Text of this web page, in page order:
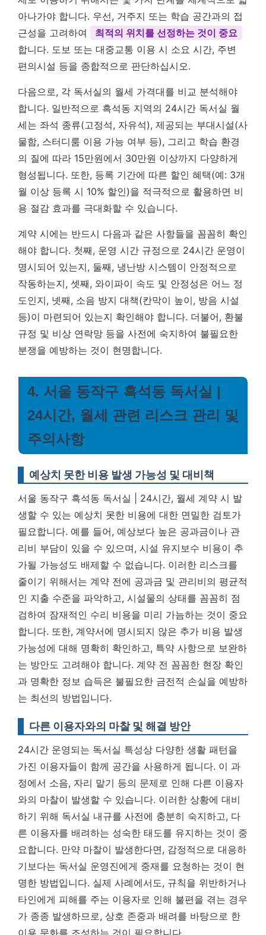
아나가야 합니다. 우선, 거주지 또는 학습 공간과의 접
근성을 고려하여
최적의 위치를 선정하는 것이 중요
합니다. 도보 또는 대중교통 이용 시 소요 시간, 주변
편의시설 등을 종합적으로 판단하십시오.
다음으로, 각 독서실의 월세 가격대를 비교 분석해야
합니다. 일반적으로 흑석동 지역의 24시간 독서실 월
세는 좌석 종류(고정석, 자유석), 제공되는 부대시설(사
물함, 스터디룸 이용 가능 여부 등), 그리고 학습 환경
의 질에 따라 15만원에서 30만원 이상까지 다양하게
형성됩니다. 또한, 등록 기간에 따른 할인 혜택(예: 3개
월 이상 등록 시 10% 할인)을 적극적으로 활용하면 비
용 절감 효과를 극대화할 수 있습니다.
계약 시에는 반드시 다음과 같은 사항들을 꼼꼼히 확인
해야 합니다. 첫째, 운영 시간 규정으로 24시간 운영이
명시되어 있는지, 둘째, 냉난방 시스템이 안정적으로
작동하는지, 셋째, 와이파이 속도 및 안정성은 어느 정
도인지, 넷째, 소음 방지 대책(칸막이 높이, 방음 시설
등)이 마련되어 있는지 확인해야 합니다. 더불어, 환불
규정 및 비상 연락망 등을 사전에 숙지하여 불필요한
분쟁을 예방하는 것이 현명합니다.
4. 서울 동작구 흑석동 독서실 |
24시간, 월세 관련 리스크 관리 및
주의사항
예상치 못한 비용 발생 가능성 및 대비책
서울 동작구 흑석동 독서실 | 24시간, 월세 계약 시 발
생할 수 있는 예상치 못한 비용에 대한 면밀한 검토가
필요합니다. 예를 들어, 예상보다 높은 공과금이나 관
리비 부담이 있을 수 있으며, 시설 유지보수 비용이 추
가될 가능성도 배제할 수 없습니다. 이러한 리스크를
줄이기 위해서는 계약 전에 공과금 및 관리비의 평균적
인 지출 수준을 파악하고, 시설물의 상태를 꼼꼼히 점
검하여 잠재적인 수리 비용을 미리 가늠하는 것이 중요
합니다. 또한, 계약서에 명시되지 않은 추가 비용 발생
가능성에 대해 명확히 확인하고, 특약 사항으로 보완하
는 방안도 고려해야 합니다. 계약 전 꼼꼼한 현장 확인
과 명확한 정보 습득은 불필요한 금전적 손실을 예방하
는 최선의 방법입니다.
다른 이용자와의 마찰 및 해결 방안
24시간 운영되는 독서실 특성상 다양한 생활 패턴을
가진 이용자들이 함께 공간을 사용하게 됩니다. 이 과
정에서 소음, 자리 맡기 등의 문제로 인해 다른 이용자
와의 마찰이 발생할 수 있습니다. 이러한 상황에 대비
하기 위해 독서실 내규를 사전에 충분히 숙지하고, 다
른 이용자를 배려하는 성숙한 태도를 유지하는 것이 중
요합니다. 만약 마찰이 발생한다면, 감정적으로 대응하
기보다는 독서실 운영진에게 중재를 요청하는 것이 현
명한 방법입니다. 실제 사례에서도, 규칙을 위반하거나
타인에게 피해를 주는 이용자로 인해 불편을 겪는 경우
가 종종 발생하므로, 상호 존중과 배려를 바탕으로 한
이용 문화를 조성하는 것이 필요합니다.